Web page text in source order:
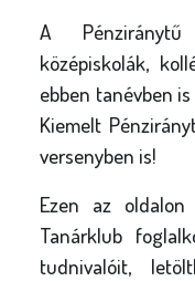
A Pénziránytű
középiskolák,
ebben tanévben
Kiemelt
versenyben is!
Ezen az
Tanárklub
tudnivalóit,